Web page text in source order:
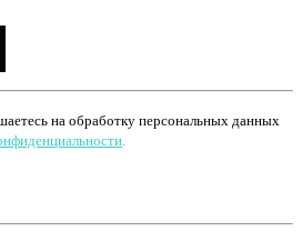
на обработку персональных данных
.